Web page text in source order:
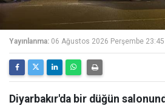
Yayınlanma: 06 Ağustos 2026 Perşembe 23:45
Diyarbakır'da bir düğün